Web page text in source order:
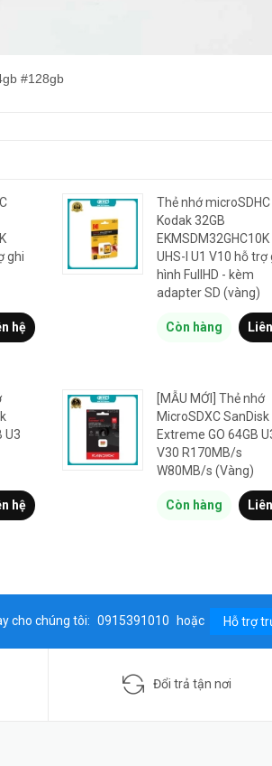
#128gb
ghi
hệ
Thẻ nhớ microSDHC
Kodak 32GB
EKMSDM32GHC10K
UHS-I U1 V10 hỗ trợ
hình FullHD - kèm
adapter SD (vàng)
Còn hàng
U3
hệ
[MẪU MỚI] Thẻ nhớ
MicroSDXC SanDisk
Extreme GO 64GB
V30 R170MB/s
W80MB/s (Vàng)
Còn hàng
cho chúng tôi: 0915391010 hoặc Hỗ trợ
Đổi trả tận nơi